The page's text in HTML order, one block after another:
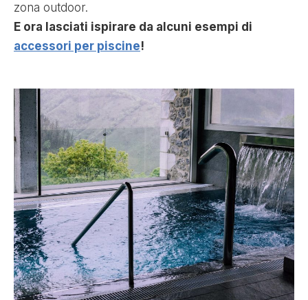
zona outdoor.
E ora lasciati ispirare da alcuni esempi di
accessori per piscine!